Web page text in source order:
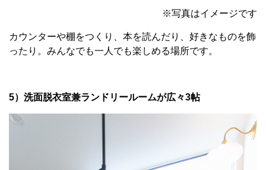
※写真はイメージです
カウンターや棚をつくり、本を読んだり、好きなものを飾
ったり。みんなでも一人でも楽しめる場所です。
5）洗面脱衣室兼ランドリールームが広々3帖